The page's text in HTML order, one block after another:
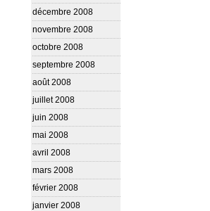
décembre 2008
novembre 2008
octobre 2008
septembre 2008
août 2008
juillet 2008
juin 2008
mai 2008
avril 2008
mars 2008
février 2008
janvier 2008